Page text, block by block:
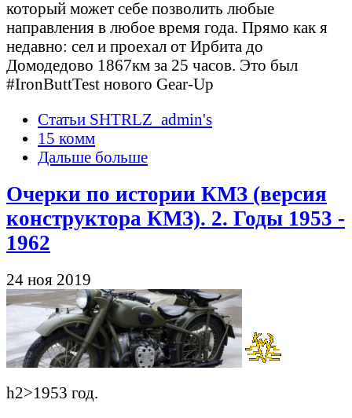
который может себе позволить любые
направления в любое время года. Прямо как я
недавно: сел и проехал от Ирбита до
Домодедово 1867км за 25 часов. Это был
#IronButtTest нового Gear-Up
Статьи SHTRLZ_admin's
15 комм
Дальше больше
Очерки по истории КМЗ (версия
конструктора КМЗ). 2. Годы 1953 -
1962
24 ноя 2019
h2>1953 год.